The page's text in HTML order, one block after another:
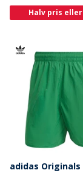
Halv pris
adidas Originals